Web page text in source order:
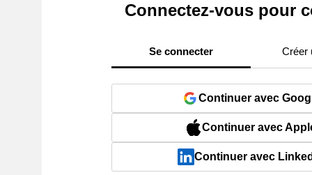
Connectez-vous pour
Se connecter Créer
Continuer avec
Continuer avec
Continuer avec